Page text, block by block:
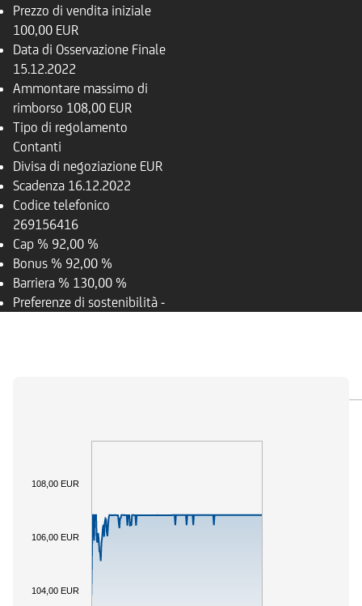
Prezzo di vendita iniziale
100,00 EUR
Data di Osservazione Finale
15.12.2022
Ammontare massimo di
rimborso 108,00 EUR
Tipo di regolamento
Contanti
Divisa di negoziazione EUR
Scadenza 16.12.2022
Codice telefonico
269156416
Cap % 92,00 %
Bonus % 92,00 %
Barriera % 130,00 %
Preferenze di sostenibilità -
104,00 EUR
106,00 EUR
108,00 EUR